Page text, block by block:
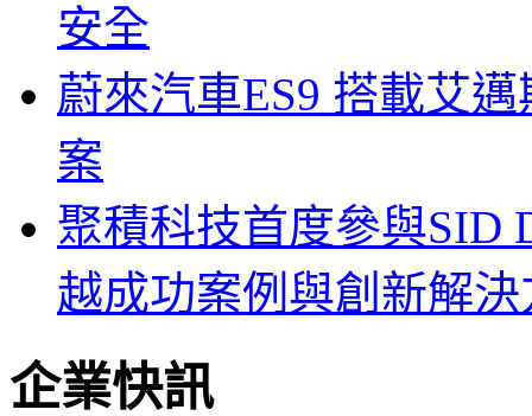
安全
蔚來汽車ES9 搭載艾
案
聚積科技首度參與SID
越成功案例與創新解決
企業快訊